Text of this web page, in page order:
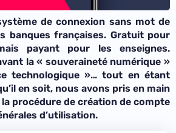
de connexion sans mot de
banques françaises. Gratuit pour
payant pour les enseignes.
la « souveraineté numérique »
technologique»… tout en étant
en soit, nous avons pris en main
procédure de création de compte
d’utilisation.